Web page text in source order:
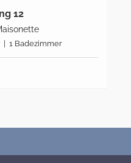
12
| 1 Badezimmer